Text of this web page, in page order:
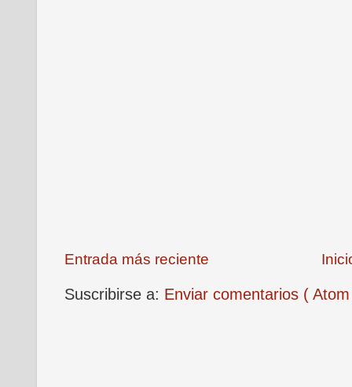
Entrada más reciente
Suscribirse a: Enviar comentarios (